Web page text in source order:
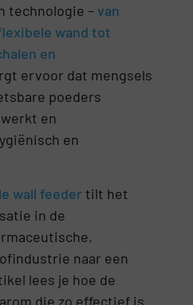
technologie –van
wand tot
en
ervoor dat mengsels
poeders
en
en
wall feeder tilt het
in de
naar een
lees je hoe de
die zo effectief is